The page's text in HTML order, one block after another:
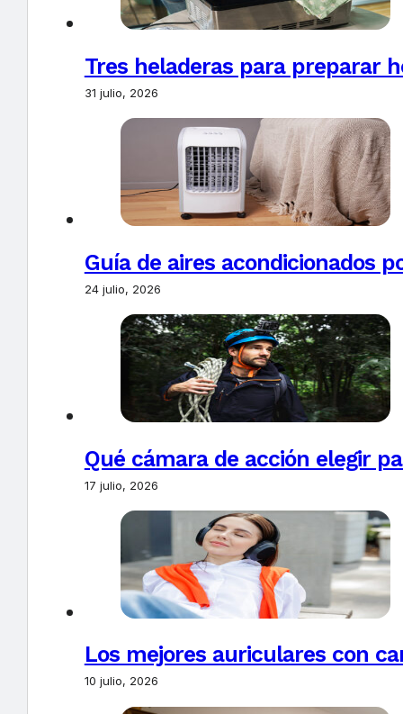
Tres heladeras para preparar
31 julio, 2026
Guía de aires acondicionados
24 julio, 2026
Qué cámara de acción elegir
17 julio, 2026
Los mejores auriculares con
10 julio, 2026